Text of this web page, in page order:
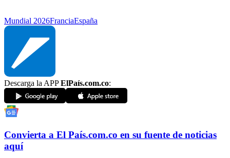
Mundial 2026FranciaEspaña
Descarga la APPElPaís.com.co:
Convierta a El País.com.co en su fuente de noticias
aquí